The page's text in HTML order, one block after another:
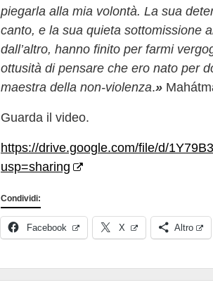
piegarla alla mia volontà. La sua
canto, e la sua quieta sottomissione
dall’altro, hanno finito per farmi
ottusità di pensare che ero nato per
maestra della non-violenza.»
Guarda il video.
https://drive.google.com/file/d/
usp=sharing
Condividi:
Facebook X Altro